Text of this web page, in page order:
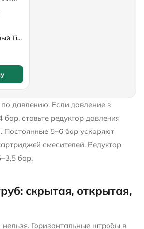
Tim
давлению. Если давление в
бар, ставьте редуктор давления
Постоянные 5–6 бар ускоряют
смесителей. Редуктор
бар.
скрытая, открытая,
нельзя. Горизонтальные штробы в